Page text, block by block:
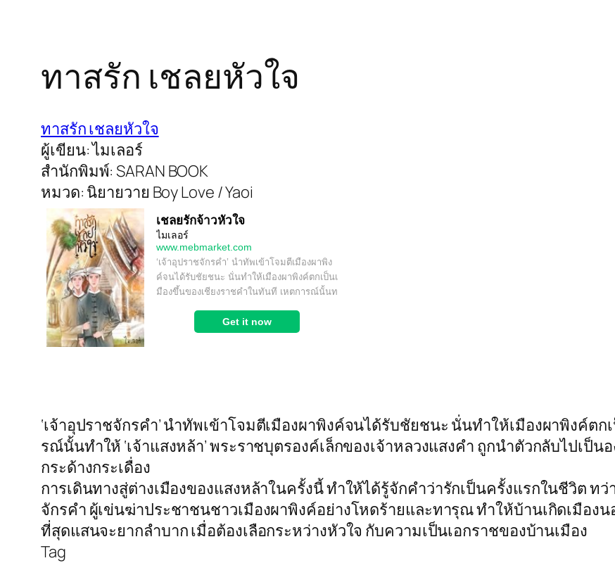
ทาสรัก เชลยหัวใจ
ทาสรัก เชลยหัวใจ
ผู้เขียน: ไมเลอร์
สำนักพิมพ์: SARAN BOOK
หมวด: นิยายวาย Boy Love / Yaoi
‘เจ้าอุปราชจักรคำ’ นำทัพเข้าโจมตีเมืองผาพิงค์จนได้รับชัยชนะ นั่นทำให้เมืองผาพิงค์ต
รณ์นั้นทำให้ ‘เจ้าแสงหล้า’ พระราชบุตรองค์เล็กของเจ้าหลวงแสงคำ ถูกนำตัวกลับไปเป็
กระด้างกระเดื่อง
การเดินทางสู่ต่างเมืองของแสงหล้าในครั้งนี้ ทำให้ได้รู้จักคำว่ารักเป็นครั้งแรกในชีวิต ท
จักรคำ ผู้เข่นฆ่าประชาชนชาวเมืองผาพิงค์อย่างโหดร้ายและทารุณ ทำให้บ้านเกิดเมือง
ที่สุดแสนจะยากลำบาก เมื่อต้องเลือกระหว่างหัวใจ กับความเป็นเอกราชของบ้านเมือง
Tag